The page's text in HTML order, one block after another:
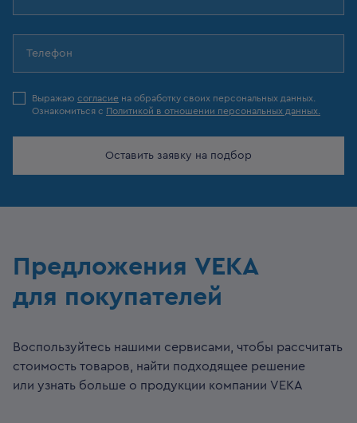
Выражаю согласие на обработку своих персональных данных.
Ознакомиться с Политикой в отношении персональных данных.
Оставить заявку на подбор
Предложения VEKA
для покупателей
Воспользуйтесь нашими сервисами, чтобы рассчитать
стоимость товаров, найти подходящее решение
или узнать больше о продукции компании VEKA